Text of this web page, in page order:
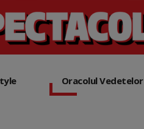
Oracolul Vedetelor